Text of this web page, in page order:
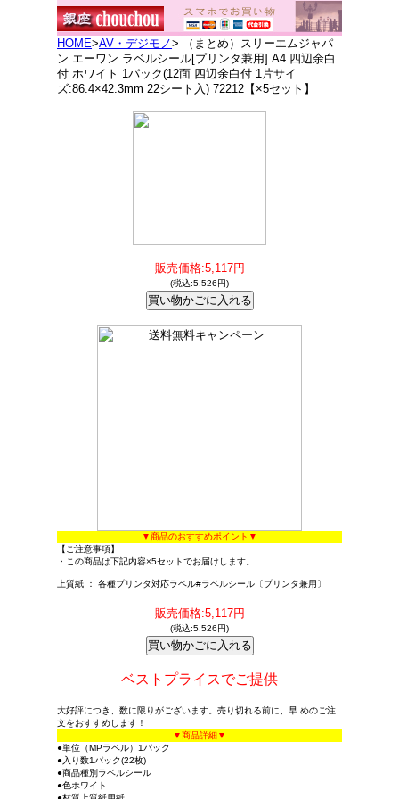
HOME>AV・デジモノ> （まとめ）スリーエムジャパ
ン エーワン ラベルシール[プリンタ兼用] A4 四辺余白
付 ホワイト 1パック(12面 四辺余白付 1片サイ
ズ:86.4×42.3mm 22シート入) 72212【×5セット】
販売価格:5,117円
(税込:5,526円)
▼商品のおすすめポイント▼
【ご注意事項】
・この商品は下記内容×5セットでお届けします。
上質紙 ： 各種プリンタ対応ラベル#ラベルシール〔プリンタ兼用〕
販売価格:5,117円
(税込:5,526円)
ベストプライスでご提供
大好評につき、数に限りがございます。売り切れる前に、早 めのご注
文をおすすめします！
▼商品詳細▼
●単位（MPラベル）1パック
●入り数1パック(22枚)
●商品種別ラベルシール
●色ホワイト